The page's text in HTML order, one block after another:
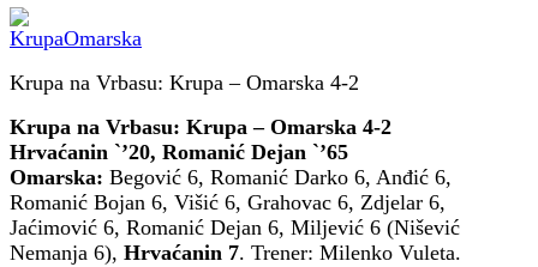
Krupa na Vrbasu: Krupa – Omarska 4-2
Krupa na Vrbasu: Krupa – Omarska 4-2
Hrvaćanin `’20, Romanić Dejan `’65
Omarska: Begović 6, Romanić Darko 6, Anđić 6,
Romanić Bojan 6, Višić 6, Grahovac 6, Zdjelar 6,
Jaćimović 6, Romanić Dejan 6, Miljević 6 (Nišević
Nemanja 6), Hrvaćanin 7. Trener: Milenko Vuleta.